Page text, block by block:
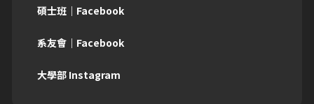
碩士班｜Facebook
系友會｜Facebook
大學部 Instagram